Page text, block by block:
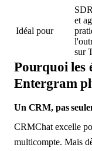
Idéal pour
et
sur
Pourquoi les
Entergram
Un CRM, pas
CRMChat excelle
multicompte. Mais